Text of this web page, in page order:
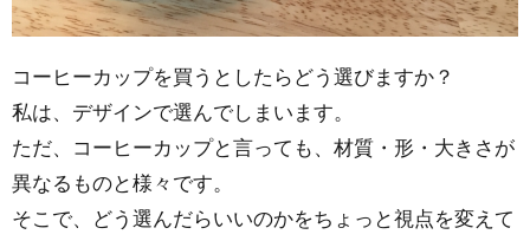
コーヒーカップを買うとしたらどう選びますか？
私は、デザインで選んでしまいます。
ただ、コーヒーカップと言っても、材質・形・大きさが
異なるものと様々です。
そこで、どう選んだらいいのかをちょっと視点を変えて